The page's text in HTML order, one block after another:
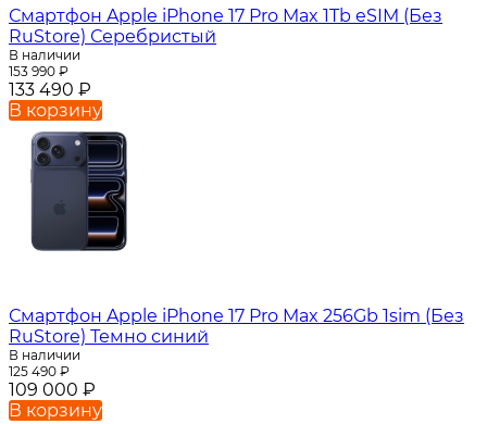
Смартфон Apple iPhone 17 Pro Max 1Tb eSIM (Без
RuStore) Серебристый
В наличии
153 990 ₽
133 490 ₽
В корзину
Смартфон Apple iPhone 17 Pro Max 256Gb 1sim (Без
RuStore) Темно синий
В наличии
125 490 ₽
109 000 ₽
В корзину